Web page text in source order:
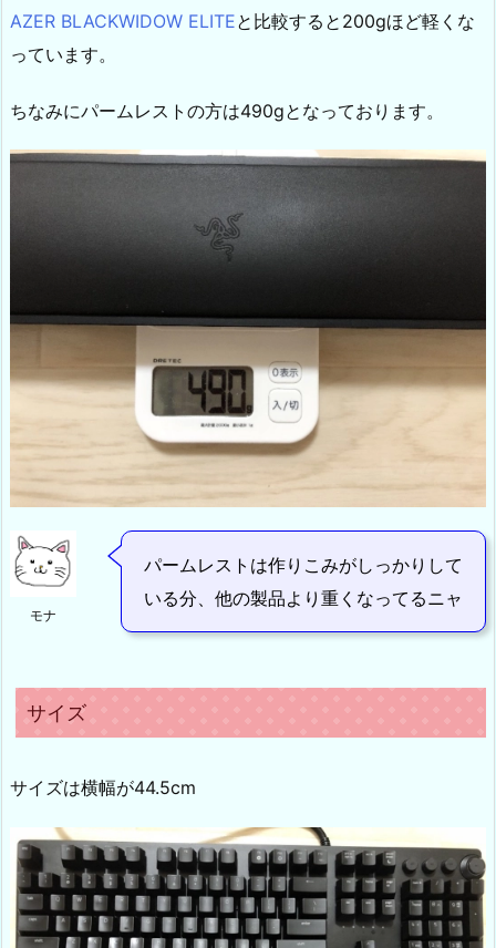
AZER BLACKWIDOW ELITEと比較すると200gほど軽くな
っています。
ちなみにパームレストの方は490gとなっております。
モナ
パームレストは作りこみがしっかりして
いる分、他の製品より重くなってるニャ
サイズ
サイズは横幅が44.5cm